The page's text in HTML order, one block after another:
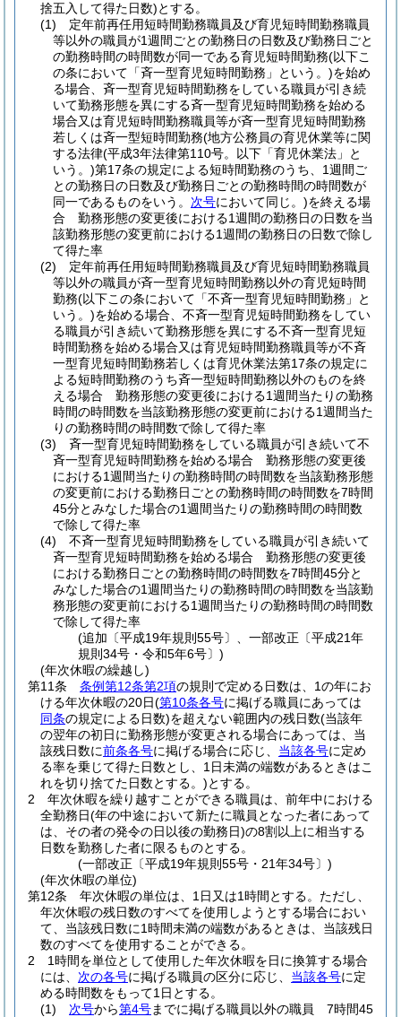
捨五入して得た日数)とする。
(1)
定年前再任用短時間勤務職員及び育児短時間勤務職員
等以外の職員が1週間ごとの勤務日の日数及び勤務日ごと
の勤務時間の時間数が同一である育児短時間勤務(以下こ
の条において「斉一型育児短時間勤務」という。)を始め
る場合、斉一型育児短時間勤務をしている職員が引き続
いて勤務形態を異にする斉一型育児短時間勤務を始める
場合又は育児短時間勤務職員等が斉一型育児短時間勤務
若しくは斉一型短時間勤務(地方公務員の育児休業等に関
する法律(平成3年法律第110号。以下「育児休業法」と
いう。)第17条の規定による短時間勤務のうち、1週間ご
との勤務日の日数及び勤務日ごとの勤務時間の時間数が
同一であるものをいう。 次号において同じ。)を終える場
合 勤務形態の変更後における1週間の勤務日の日数を当
該勤務形態の変更前における1週間の勤務日の日数で除し
て得た率
(2)
定年前再任用短時間勤務職員及び育児短時間勤務職員
等以外の職員が斉一型育児短時間勤務以外の育児短時間
勤務(以下この条において「不斉一型育児短時間勤務」と
いう。)を始める場合、不斉一型育児短時間勤務をしてい
る職員が引き続いて勤務形態を異にする不斉一型育児短
時間勤務を始める場合又は育児短時間勤務職員等が不斉
一型育児短時間勤務若しくは育児休業法第17条の規定に
よる短時間勤務のうち斉一型短時間勤務以外のものを終
える場合 勤務形態の変更後における1週間当たりの勤務
時間の時間数を当該勤務形態の変更前における1週間当た
りの勤務時間の時間数で除して得た率
(3)
斉一型育児短時間勤務をしている職員が引き続いて不
斉一型育児短時間勤務を始める場合 勤務形態の変更後
における1週間当たりの勤務時間の時間数を当該勤務形態
の変更前における勤務日ごとの勤務時間の時間数を7時間
45分とみなした場合の1週間当たりの勤務時間の時間数
で除して得た率
(4)
不斉一型育児短時間勤務をしている職員が引き続いて
斉一型育児短時間勤務を始める場合 勤務形態の変更後
における勤務日ごとの勤務時間の時間数を7時間45分と
みなした場合の1週間当たりの勤務時間の時間数を当該勤
務形態の変更前における1週間当たりの勤務時間の時間数
で除して得た率
(追加〔平成19年規則55号〕、一部改正〔平成21年
規則34号・令和5年6号〕)
(年次休暇の繰越し)
第11条
条例第12条第2項の規則で定める日数は、1の年にお
ける年次休暇の20日(第10条各号に掲げる職員にあっては
同条の規定による日数)を超えない範囲内の残日数(当該年
の翌年の初日に勤務形態が変更される場合にあっては、当
該残日数に前条各号に掲げる場合に応じ、 当該各号に定め
る率を乗じて得た日数とし、1日未満の端数があるときはこ
れを切り捨てた日数とする。)とする。
2
年次休暇を繰り越すことができる職員は、前年中における
全勤務日(年の中途において新たに職員となった者にあって
は、その者の発令の日以後の勤務日)の8割以上に相当する
日数を勤務した者に限るものとする。
(一部改正〔平成19年規則55号・21年34号〕)
(年次休暇の単位)
第12条
年次休暇の単位は、1日又は1時間とする。 ただし、
年次休暇の残日数のすべてを使用しようとする場合におい
て、当該残日数に1時間未満の端数があるときは、当該残日
数のすべてを使用することができる。
2
1時間を単位として使用した年次休暇を日に換算する場合
には、 次の各号に掲げる職員の区分に応じ、 当該各号に定
める時間数をもって1日とする。
(1)
次号から第4号までに掲げる職員以外の職員 7時間45